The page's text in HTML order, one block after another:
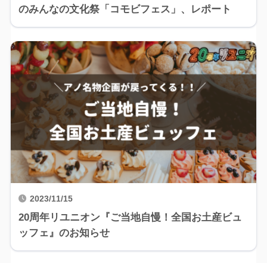
のみんなの文化祭「コモビフェス」、レポート
2023/11/15
20周年リユニオン『ご当地自慢！全国お土産ビュ
ッフェ』のお知らせ